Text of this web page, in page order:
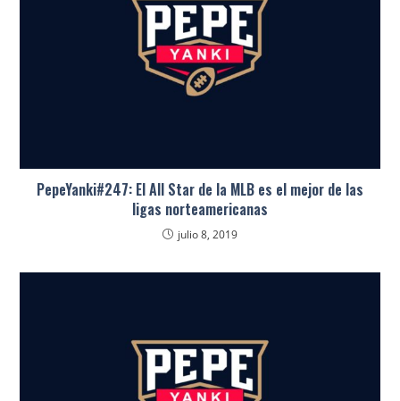
PepeYanki#247: El All Star de la MLB es el mejor de las
ligas norteamericanas
julio 8, 2019